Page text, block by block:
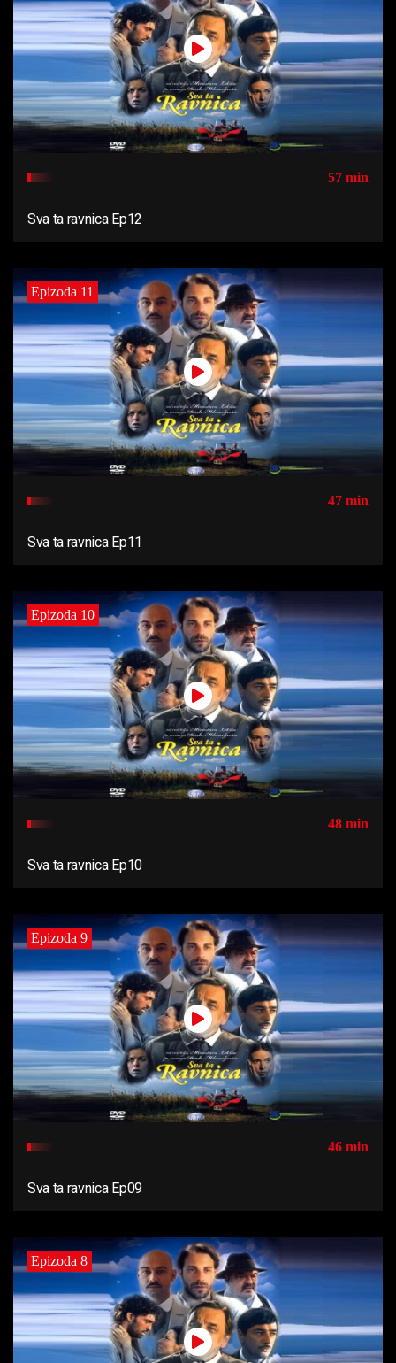
57 min
Sva ta ravnica Ep12
Epizoda 11
47 min
Sva ta ravnica Ep11
Epizoda 10
48 min
Sva ta ravnica Ep10
Epizoda 9
46 min
Sva ta ravnica Ep09
Epizoda 8